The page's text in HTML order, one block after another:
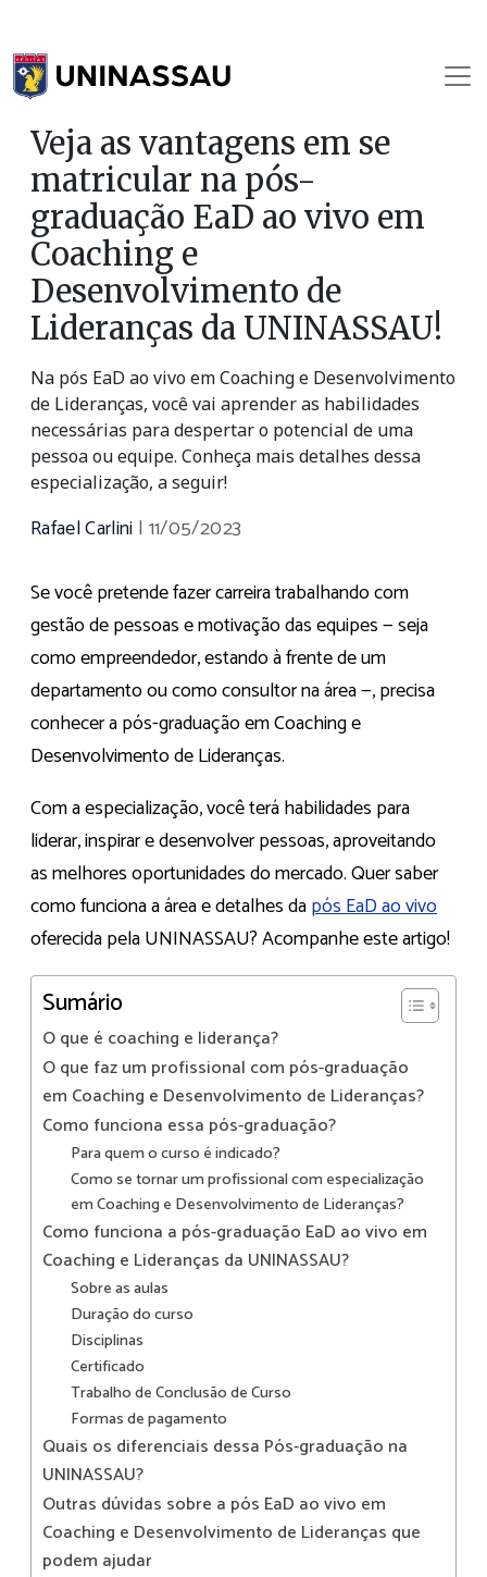
Veja as vantagens em se
matricular na pós-
graduação EaD ao vivo em
Coaching e
Desenvolvimento de
Lideranças da UNINASSAU!
Na pós EaD ao vivo em Coaching e Desenvolvimento
de Lideranças, você vai aprender as habilidades
necessárias para despertar o potencial de uma
pessoa ou equipe. Conheça mais detalhes dessa
especialização, a seguir!
Rafael Carlini | 11/05/2023
Se você pretende fazer carreira trabalhando com
gestão de pessoas e motivação das equipes — seja
como empreendedor, estando à frente de um
departamento ou como consultor na área —, precisa
conhecer a pós-graduação em Coaching e
Desenvolvimento de Lideranças.
Com a especialização, você terá habilidades para
liderar, inspirar e desenvolver pessoas, aproveitando
as melhores oportunidades do mercado. Quer saber
como funciona a área e detalhes dapós EaD ao vivo
oferecida pela UNINASSAU? Acompanhe este artigo!
Sumário
O que é coaching e liderança?
O que faz um profissional com pós-graduação
em Coaching e Desenvolvimento de Lideranças?
Como funciona essa pós-graduação?
Para quem o curso é indicado?
Como se tornar um profissional com especialização
em Coaching e Desenvolvimento de Lideranças?
Como funciona a pós-graduação EaD ao vivo em
Coaching e Lideranças da UNINASSAU?
Sobre as aulas
Duração do curso
Disciplinas
Certificado
Trabalho de Conclusão de Curso
Formas de pagamento
Quais os diferenciais dessa Pós-graduação na
UNINASSAU?
Outras dúvidas sobre a pós EaD ao vivo em
Coaching e Desenvolvimento de Lideranças que
podem ajudar